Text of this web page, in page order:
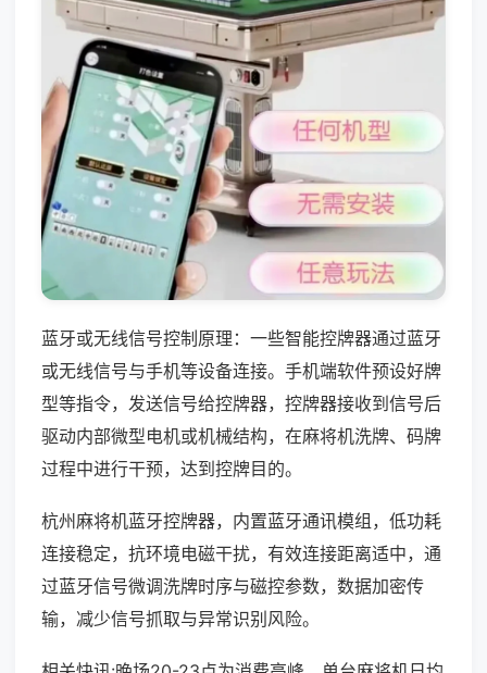
蓝牙或无线信号控制原理：一些智能控牌器通过蓝牙
或无线信号与手机等设备连接。手机端软件预设好牌
型等指令，发送信号给控牌器，控牌器接收到信号后
驱动内部微型电机或机械结构，在麻将机洗牌、码牌
过程中进行干预，达到控牌目的。
杭州麻将机蓝牙控牌器，内置蓝牙通讯模组，低功耗
连接稳定，抗环境电磁干扰，有效连接距离适中，通
过蓝牙信号微调洗牌时序与磁控参数，数据加密传
输，减少信号抓取与异常识别风险。